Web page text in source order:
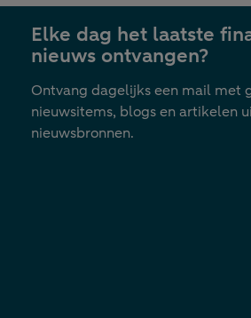
nieuwe
tab
Elke dag het laatste
nieuws ontvangen?
Ontvang dagelijks een mail met
nieuwsitems, blogs en artikelen
nieuwsbronnen.